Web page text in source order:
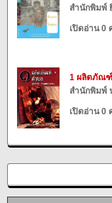
สำนักพิมพ์
เปิดอ่าน 0
1 ผลิตภัณ
สำนักพิมพ์
เปิดอ่าน 0